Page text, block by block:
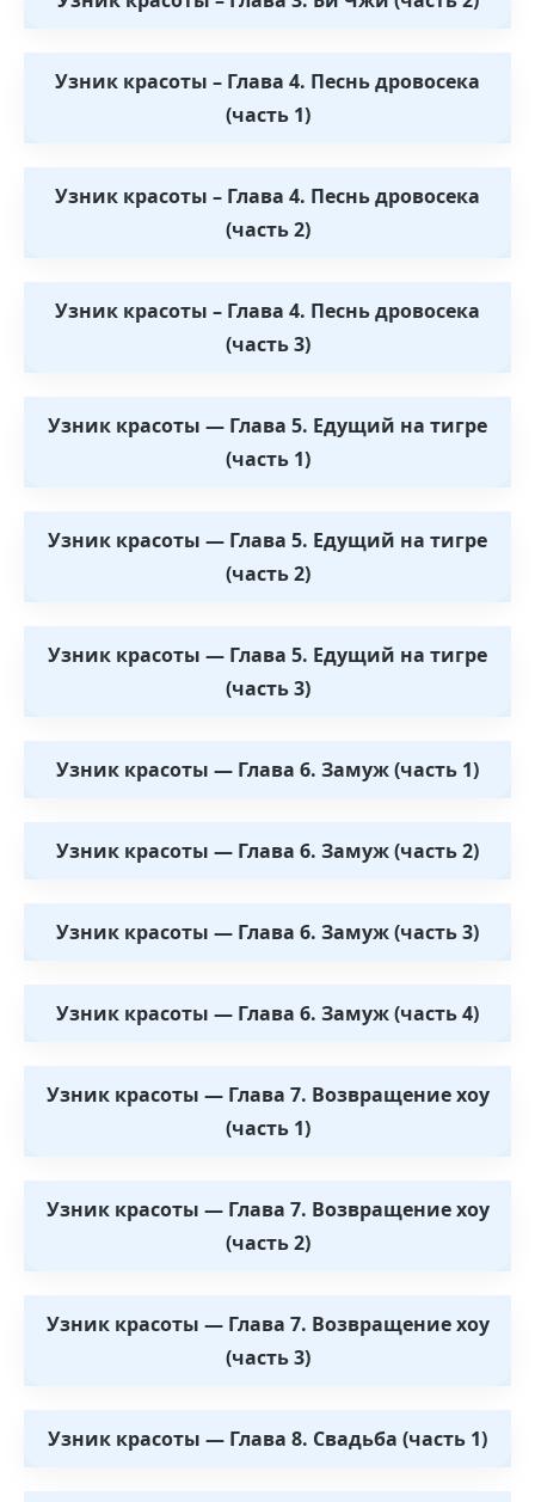
Узник красоты – Глава 4. Песнь дровосека
(часть 1)
Узник красоты – Глава 4. Песнь дровосека
(часть 2)
Узник красоты – Глава 4. Песнь дровосека
(часть 3)
Узник красоты — Глава 5. Едущий на тигре
(часть 1)
Узник красоты — Глава 5. Едущий на тигре
(часть 2)
Узник красоты — Глава 5. Едущий на тигре
(часть 3)
Узник красоты — Глава 6. Замуж (часть 1)
Узник красоты — Глава 6. Замуж (часть 2)
Узник красоты — Глава 6. Замуж (часть 3)
Узник красоты — Глава 6. Замуж (часть 4)
Узник красоты — Глава 7. Возвращение хоу
(часть 1)
Узник красоты — Глава 7. Возвращение хоу
(часть 2)
Узник красоты — Глава 7. Возвращение хоу
(часть 3)
Узник красоты — Глава 8. Свадьба (часть 1)